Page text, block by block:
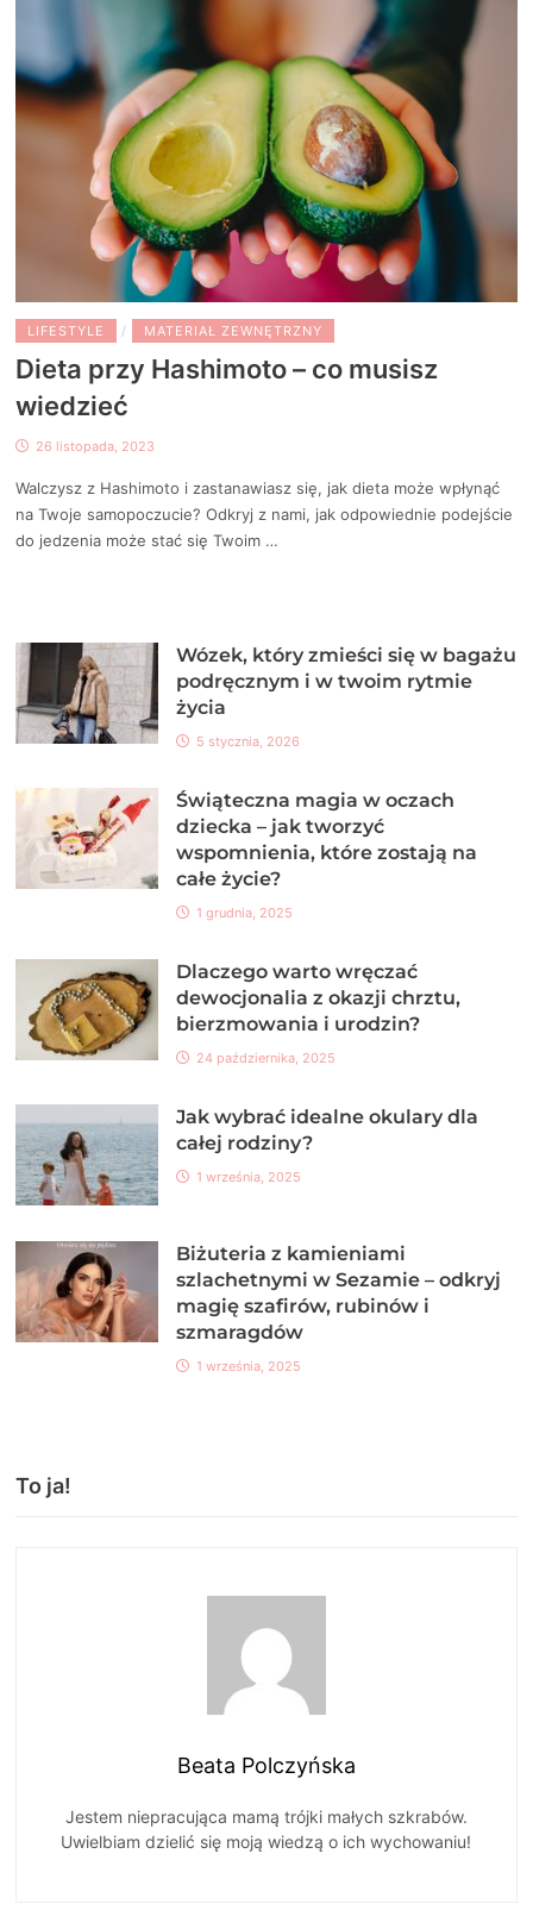
LIFESTYLE / MATERIAŁ ZEWNĘTRZNY
Dieta przy Hashimoto – co musisz
wiedzieć
26 listopada, 2023
Walczysz z Hashimoto i zastanawiasz się, jak dieta może wpłynąć
na Twoje samopoczucie? Odkryj z nami, jak odpowiednie podejście
do jedzenia może stać się Twoim …
Wózek, który zmieści się w bagażu
podręcznym i w twoim rytmie
życia
5 stycznia, 2026
Świąteczna magia w oczach
dziecka – jak tworzyć
wspomnienia, które zostają na
całe życie?
1 grudnia, 2025
Dlaczego warto wręczać
dewocjonalia z okazji chrztu,
bierzmowania i urodzin?
24 października, 2025
Jak wybrać idealne okulary dla
całej rodziny?
1 września, 2025
Biżuteria z kamieniami
szlachetnymi w Sezamie – odkryj
magię szafirów, rubinów i
szmaragdów
1 września, 2025
To ja!
Beata Polczyńska
Jestem niepracująca mamą trójki małych szkrabów.
Uwielbiam dzielić się moją wiedzą o ich wychowaniu!